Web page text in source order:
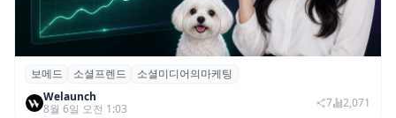
보메드 ‘소셜프렌드’, 유튜브·인스타 등 6개
SNS 마케팅 통합 지원
보메드 소셜프렌드
소셜미디어의마케팅
Welaunch
8월 6일 오전 1:03
7 2,071